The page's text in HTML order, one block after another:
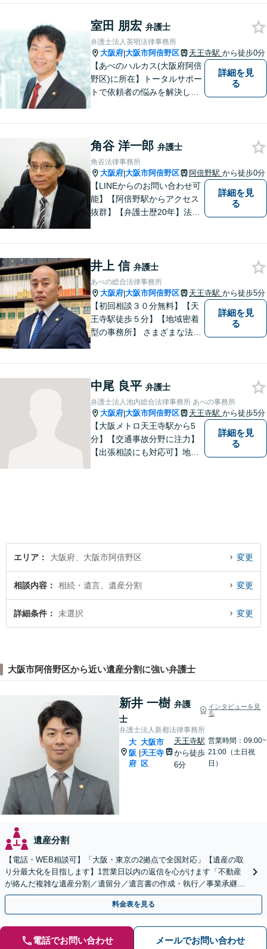
い分野に対応しております。
お気軽にご相談ください。
【夜間・休日対応可】
室田 朋宏 弁護士
弁護士法人英明法律事務所
大阪府|大阪市阿倍野区 天王寺駅 から徒歩0分
【あべのハルカス(大阪府阿倍
野区)に所在】トータルサポー
トで依頼者の悩みを解決しま
詳細を見
る
角谷 洋一郎 弁護士
角谷法律事務所
大阪府|大阪市阿倍野区 阿倍野駅 から徒歩0分
【LINEからのお問い合わせ可
能】【阿倍野駅からアクセス
抜群】【弁護士歴20年】法テ
トップ対応が強み！交通事故
／遺産分割／離婚／債務整理
／その他
詳細を見
る
井上 信 弁護士
あべの総合法律事務所
大阪府|大阪市阿倍野区 天王寺駅 から徒歩5分
【初回相談３０分無料】【天
王寺駅徒歩５分】【地域密着
型の事務所】 さまざまな法律
相続、インターネット上のト
ラブルに注力！！
詳細を見
る
中尾 良平 弁護士
弁護士法人池内総合法律事務所 あべの事務所
大阪府|大阪市阿倍野区 天王寺駅 から徒歩5分
【大阪メトロ天王寺駅から5
分】【交通事故分野に注力】
【出張相談にも対応可】地元
詳細を見
る
エリア 大阪府、大阪市阿倍野区 変更
相談内容 相続・遺言、遺産分割 変更
詳細条件 未選択 変更
大阪市阿倍野区から近い遺産分割に強い弁護士
新井 一樹 弁護
士
インタビューを見
る
弁護士法人新都法律事務所
大
阪
府
大阪市
天王寺
区
天王寺駅
から徒歩
6分
営業時間：09:00~
21:00（土日祝
日）
遺産分割
【電話・WEB相談可】「大阪・東京の2拠点で全国対応」【遺産の取
り分最大化を目指します】1営業日以内の返信を心がけます「不動産
が絡んだ複雑な遺産分割／遺留分／遺言書の作成・執行／事業承継な
ど、お任せください」【休日相談あり】
料金表を見る
電話でお問い合わせ メールでお問い合わせ